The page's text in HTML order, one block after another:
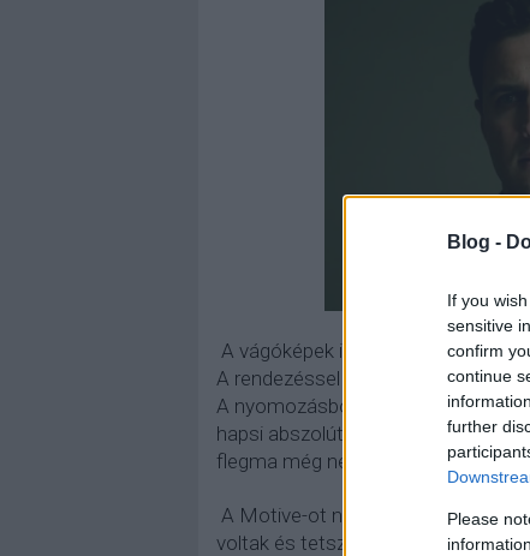
Blog -
If you
sensitive
confirm
continue
further
Please
A vágóképek is csak tessék-
A rendezéssel és a színészekkel
A nyomozásból alig láttunk valamit
hapsi abszolút nem volt hiteles.
flegma még nem lesz hihető
A Motive-ot nem fogom csak úgy
voltak és tetszik, csak ha egyszer